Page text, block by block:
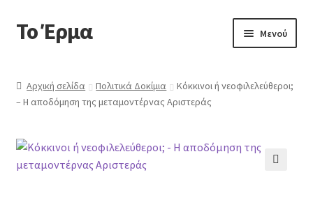
Το Έρμα Μενού
Ποιοι είμαστε
Κατηγορίες Βιβλίων
Αρχική σελίδα Πολιτικά Δοκίμια
Κόκκινοι ή νεοφιλελεύθεροι;
– Η αποδόμηση της μεταμοντέρνας Αριστεράς